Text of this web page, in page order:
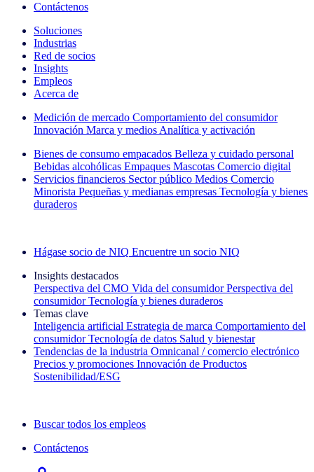
Contáctenos
Soluciones
Industrias
Red de socios
Insights
Empleos
Acerca de
Medición de mercado Comportamiento del consumidor
Innovación Marca y medios Analítica y activación
Bienes de consumo empacados Belleza y cuidado personal
Bebidas alcohólicas Empaques Mascotas Comercio digital
Servicios financieros Sector público Medios Comercio
Minorista Pequeñas y medianas empresas Tecnología y bienes
duraderos
Hágase socio de NIQ Encuentre un socio NIQ
Insights destacados
Perspectiva del CMO Vida del consumidor Perspectiva del
consumidor Tecnología y bienes duraderos
Temas clave
Inteligencia artificial Estrategia de marca Comportamiento del
consumidor Tecnología de datos Salud y bienestar
Tendencias de la industria Omnicanal / comercio electrónico
Precios y promociones Innovación de Productos
Sostenibilidad/ESG
Buscar todos los empleos
Contáctenos